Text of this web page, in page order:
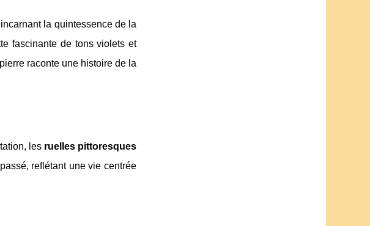
la quintessence de la
fascinante de tons violets et
raconte une histoire de la
les ruelles pittoresques
passé, reflétant une vie centrée